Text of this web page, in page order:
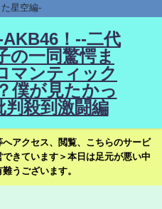
た星空編-
！--二代
の一同驚愕ま
マンティック
僕が見たかっ
判殺到激闘編
アクセス、閲覧、こちらのサービ
きています＞本日は足元が悪い中
うございます。